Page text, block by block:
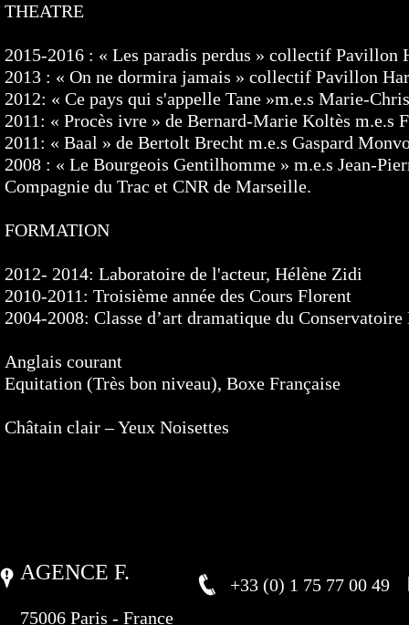
THEATRE
2015-2016 : « Les paradis perdus » collectif Pavillon
2013 : « On ne dormira jamais » collectif Pavillon
2012: « Ce pays qui s'appelle Tane »m.e.s Marie-
2011: « Procès ivre » de Bernard-Marie Koltès m.e.s
2011: « Baal » de Bertolt Brecht m.e.s Gaspard
2008 : « Le Bourgeois Gentilhomme » m.e.s Jean-
Compagnie du Trac et CNR de Marseille.
FORMATION
2012- 2014: Laboratoire de l'acteur, Hélène Zidi
2010-2011: Troisième année des Cours Florent
2004-2008: Classe d’art dramatique du
Anglais courant
Equitation (Très bon niveau), Boxe Française
Châtain clair – Yeux Noisettes
AGENCE F.
75006 Paris - France
+33 (0) 1 75 77 00 49